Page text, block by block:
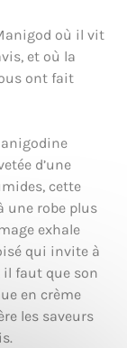
où il vit
et où la
ont fait
d’une
cette
une robe plus
exhale
qui invite à
faut que son
en crème
les saveurs